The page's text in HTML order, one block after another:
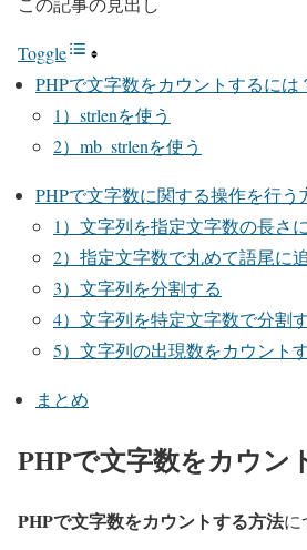
Toggle
PHPで文字数をカウントするには
1）strlenを使う
2）mb_strlenを使う
PHPで文字数に関する操作を行う
1）文字列を指定文字数の長さ
2）指定文字数で丸めて語尾に
3）文字列を分割する
4）文字列を特定文字数で分割
5）文字列の出現数をカウント
まとめ
PHPで文字数をカウン
PHPで文字数をカウントする方法に